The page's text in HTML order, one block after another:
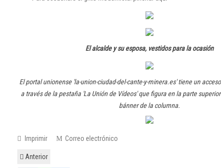
El alcalde y su esposa, vestidos para la ocasión
El portal unionense 'la-union-ciudad-del-cante-y-minera.es' tiene un
a través de la pestaña 'La Unión de Vídeos' que figura en la parte
bánner de la columna.
Imprimir Correo electrónico
Anterior